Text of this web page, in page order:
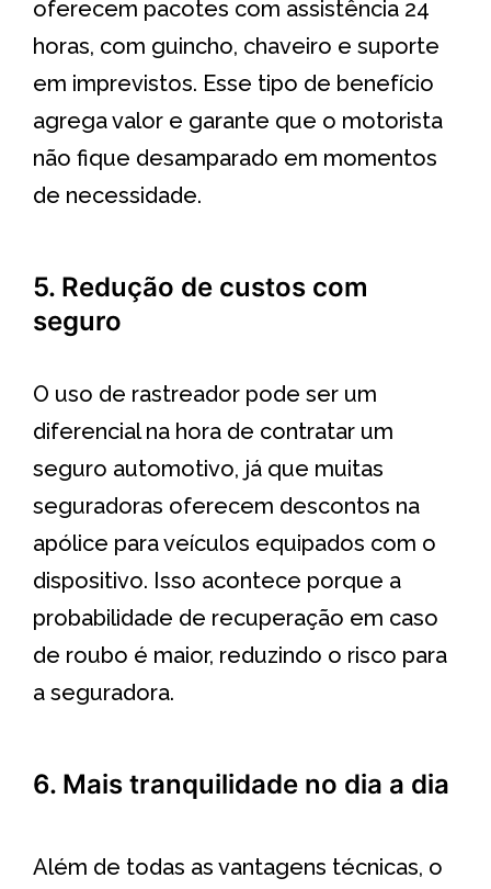
oferecem pacotes com assistência 24
horas, com guincho, chaveiro e suporte
em imprevistos. Esse tipo de benefício
agrega valor e garante que o motorista
não fique desamparado em momentos
de necessidade.
5. Redução de custos com
seguro
O uso de rastreador pode ser um
diferencial na hora de contratar um
seguro automotivo, já que muitas
seguradoras oferecem descontos na
apólice para veículos equipados com o
dispositivo. Isso acontece porque a
probabilidade de recuperação em caso
de roubo é maior, reduzindo o risco para
a seguradora.
6. Mais tranquilidade no dia a dia
Além de todas as vantagens técnicas, o